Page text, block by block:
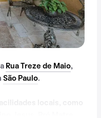
Rua Treze de Maio,
São Paulo.